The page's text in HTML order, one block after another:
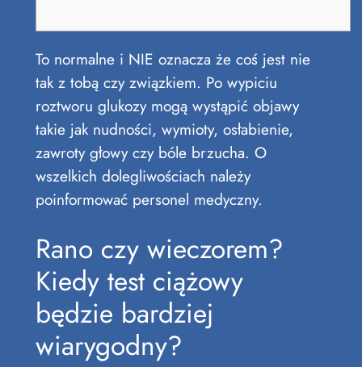
To normalne i NIE oznacza że coś jest nie
tak z tobą czy związkiem. Po wypiciu
roztworu glukozy mogą wystąpić objawy
takie jak nudności, wymioty, osłabienie,
zawroty głowy czy bóle brzucha. O
wszelkich dolegliwościach należy
poinformować personel medyczny.
Rano czy wieczorem?
Kiedy test ciążowy
będzie bardziej
wiarygodny?